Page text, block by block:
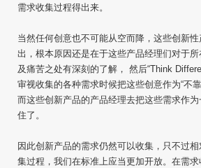
需求收集过程得出来。
当然任何创意也不可能从空而降，这些创新
出，根本原因还是在于这些产品经理们对于
及痛苦之处有深刻的了解， 然后“Think
审视收集的各种需求时候把这些创意作为“不
而这些创新产品的产品经理去把这些需求作
住了。
因此创新产品的需求仍然可以收集，只不过
集过程，我们在标准上应当更加开放。在需